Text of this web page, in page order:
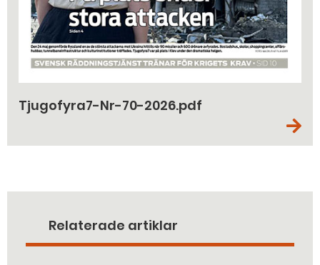
Tjugofyra7-Nr-70-2026.pdf
Relaterade artiklar